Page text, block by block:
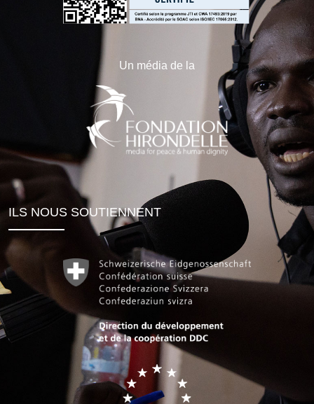
Un média de la
ILS NOUS SOUTIENNENT